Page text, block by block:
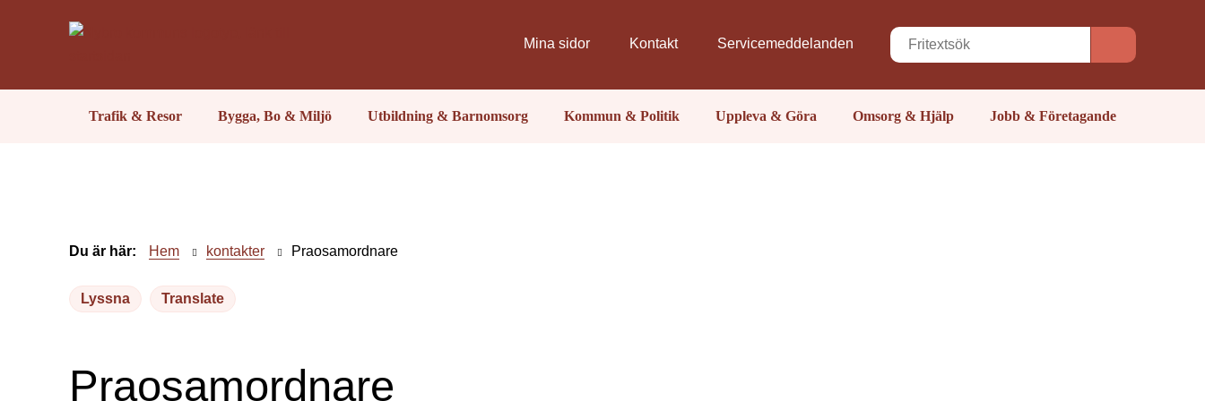
Mina sidor Kontakt Servicemeddelanden
Trafik & Resor Bygga, Bo & Miljö Utbildning & Barnomsorg Kommun & Politik Uppleva & Göra Omsorg & Hjälp Jobb & Företagande
Du är här: Hem kontakter Praosamordnare
Lyssna Translate
Praosamordnare